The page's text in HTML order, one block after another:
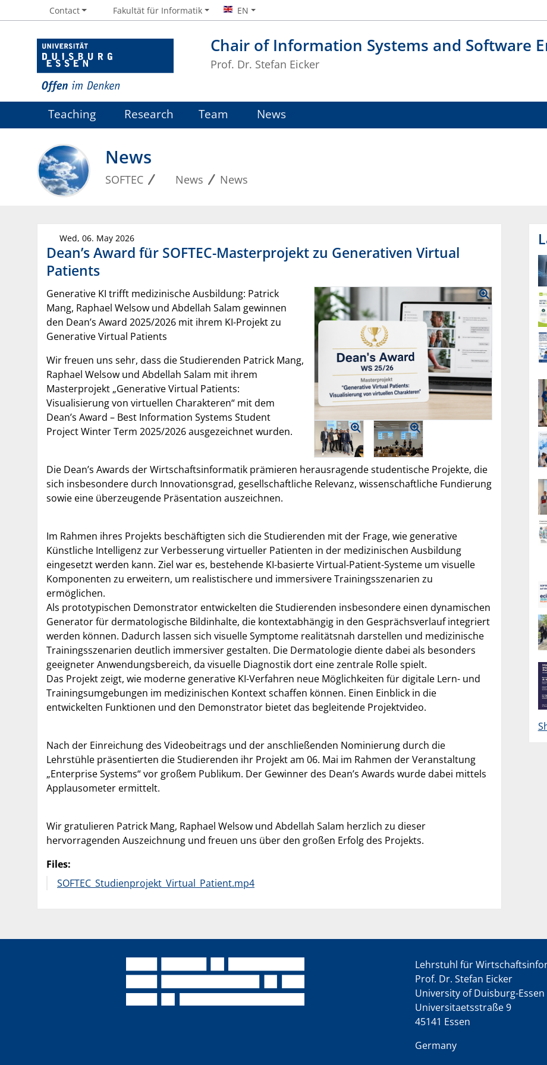
Chair of Information Systems and Software
Prof. Dr. Stefan Eicker
Contact Fakultät für Informatik EN
Teaching Research Team News
News
SOFTEC News News
Wed, 06. May 2026
Dean’s Award für SOFTEC-Masterprojekt zu Generativen Virtual
Patients
Generative KI trifft medizinische Ausbildung: Patrick
Mang, Raphael Welsow und Abdellah Salam gewinnen
den Dean’s Award 2025/2026 mit ihrem KI-Projekt zu
Generative Virtual Patients
Wir freuen uns sehr, dass die Studierenden Patrick Mang,
Raphael Welsow und Abdellah Salam mit ihrem
Masterprojekt „Generative Virtual Patients:
Visualisierung von virtuellen Charakteren“ mit dem
Dean’s Award – Best Information Systems Student
Project Winter Term 2025/2026 ausgezeichnet wurden.
Die Dean’s Awards der Wirtschaftsinformatik prämieren herausragende studentische Projekte, die
sich insbesondere durch Innovationsgrad, gesellschaftliche Relevanz, wissenschaftliche Fundierung
sowie eine überzeugende Präsentation auszeichnen.
Im Rahmen ihres Projekts beschäftigten sich die Studierenden mit der Frage, wie generative
Künstliche Intelligenz zur Verbesserung virtueller Patienten in der medizinischen Ausbildung
eingesetzt werden kann. Ziel war es, bestehende KI-basierte Virtual-Patient-Systeme um visuelle
Komponenten zu erweitern, um realistischere und immersivere Trainingsszenarien zu
ermöglichen.
Als prototypischen Demonstrator entwickelten die Studierenden insbesondere einen dynamischen
Generator für dermatologische Bildinhalte, die kontextabhängig in den Gesprächsverlauf integriert
werden können. Dadurch lassen sich visuelle Symptome realitätsnah darstellen und medizinische
Trainingsszenarien deutlich immersiver gestalten. Die Dermatologie diente dabei als besonders
geeigneter Anwendungsbereich, da visuelle Diagnostik dort eine zentrale Rolle spielt.
Das Projekt zeigt, wie moderne generative KI-Verfahren neue Möglichkeiten für digitale Lern- und
Trainingsumgebungen im medizinischen Kontext schaffen können. Einen Einblick in die
entwickelten Funktionen und den Demonstrator bietet das begleitende Projektvideo.
Nach der Einreichung des Videobeitrags und der anschließenden Nominierung durch die
Lehrstühle präsentierten die Studierenden ihr Projekt am 06. Mai im Rahmen der Veranstaltung
„Enterprise Systems“ vor großem Publikum. Der Gewinner des Dean’s Awards wurde dabei mittels
Applausometer ermittelt.
Wir gratulieren Patrick Mang, Raphael Welsow und Abdellah Salam herzlich zu dieser
hervorragenden Auszeichnung und freuen uns über den großen Erfolg des Projekts.
Files:
SOFTEC_Studienprojekt_Virtual_Patient.mp4
Lehrstuhl für
Prof. Dr. Stefan Eicker
University of Duisburg-Essen
Universitaetsstraße 9
45141 Essen
Germany